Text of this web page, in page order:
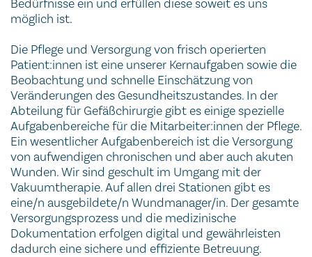
Bedürfnisse ein und erfüllen diese soweit es uns
möglich ist.
Die Pflege und Versorgung von frisch operierten
Patient:innen ist eine unserer Kernaufgaben sowie die
Beobachtung und schnelle Einschätzung von
Veränderungen des Gesundheitszustandes. In der
Abteilung für Gefäßchirurgie gibt es einige spezielle
Aufgabenbereiche für die Mitarbeiter:innen der Pflege.
Ein wesentlicher Aufgabenbereich ist die Versorgung
von aufwendigen chronischen und aber auch akuten
Wunden. Wir sind geschult im Umgang mit der
Vakuumtherapie. Auf allen drei Stationen gibt es
eine/n ausgebildete/n Wundmanager/in. Der gesamte
Versorgungsprozess und die medizinische
Dokumentation erfolgen digital und gewährleisten
dadurch eine sichere und effiziente Betreuung.